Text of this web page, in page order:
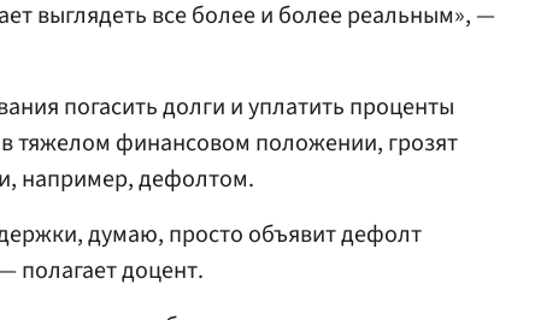
выглядеть все более и более реальным», —
погасить долги и уплатить проценты
тяжелом финансовом положении, грозят
например, дефолтом.
думаю, просто объявит дефолт
полагает доцент.